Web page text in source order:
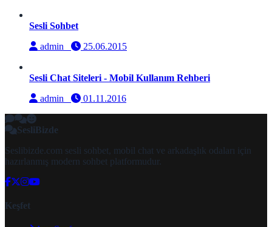
Sesli Sohbet
admin
25.06.2015
Sesli Chat Siteleri - Mobil Kullanım Rehberi
admin
01.11.2016
SesliBizde
Seslibizde.com sesli sohbet, mobil chat ve arkadaşlık odaları için
hazırlanmış modern sohbet platformudur.
Keşfet